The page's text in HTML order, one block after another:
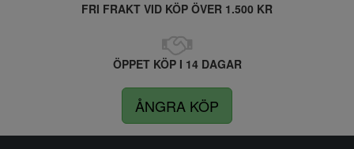
FRI FRAKT VID KÖP ÖVER 1.500 KR
ÖPPET KÖP I 14 DAGAR
ÅNGRA KÖP